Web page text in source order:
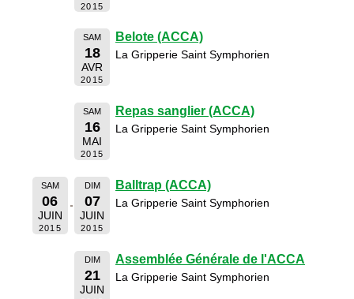
2015
SAM
18
AVR
2015
Belote (ACCA)
La Gripperie Saint Symphorien
SAM
16
MAI
2015
Repas sanglier (ACCA)
La Gripperie Saint Symphorien
SAM
06
JUIN
2015
DIM
07
JUIN
2015
Balltrap (ACCA)
La Gripperie Saint Symphorien
DIM
21
JUIN
Assemblée Générale de l'ACCA
La Gripperie Saint Symphorien